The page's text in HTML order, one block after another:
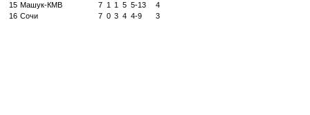
15 Машук-КМВ 7 1 1 5 5-13
4
16 Сочи 7 0 3 4 4-9 3